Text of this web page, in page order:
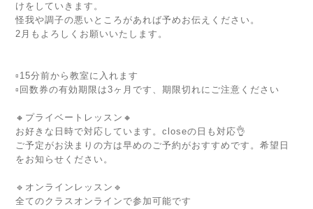
けをしていきます。
怪我や調子の悪いところがあれば予めお伝えください。
2月もよろしくお願いいたします。
▫︎15分前から教室に入れます
▫︎回数券の有効期限は3ヶ月です、期限切れにご注意ください
🔸プライベートレッスン🔸
お好きな日時で対応しています。closeの日も対応👌
ご予定がお決まりの方は早めのご予約がおすすめです。希望日
をお知らせください。
🔹オンラインレッスン🔹
全てのクラスオンラインで参加可能です